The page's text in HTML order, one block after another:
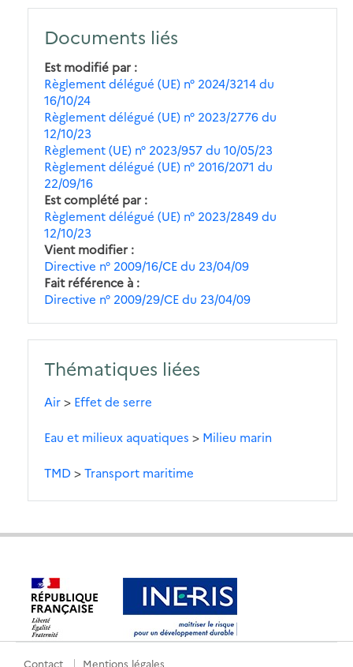
Documents liés
Est modifié par
Règlement délégué (UE) n° 2024/3214 du
16/10/24
Règlement délégué (UE) n° 2023/2776 du
12/10/23
Règlement (UE) n° 2023/957 du 10/05/23
Règlement délégué (UE) n° 2016/2071 du
22/09/16
Est complété par
Règlement délégué (UE) n° 2023/2849 du
12/10/23
Vient modifier
Directive n° 2009/16/CE du 23/04/09
Fait référence à
Directive n° 2009/29/CE du 23/04/09
Thématiques liées
Air> Effet de serre
Eau et milieux aquatiques > Milieu marin
TMD>Transport maritime
Contact Mentions légales